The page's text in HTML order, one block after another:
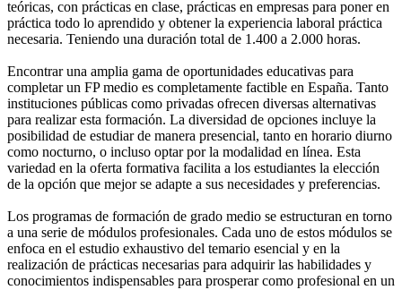
teóricas, con prácticas en clase, prácticas en empresas para poner en
práctica todo lo aprendido y obtener la experiencia laboral práctica
necesaria. Teniendo una duración total de 1.400 a 2.000 horas.
Encontrar una amplia gama de oportunidades educativas para
completar un FP medio es completamente factible en España. Tanto
instituciones públicas como privadas ofrecen diversas alternativas
para realizar esta formación. La diversidad de opciones incluye la
posibilidad de estudiar de manera presencial, tanto en horario diurno
como nocturno, o incluso optar por la modalidad en línea. Esta
variedad en la oferta formativa facilita a los estudiantes la elección
de la opción que mejor se adapte a sus necesidades y preferencias.
Los programas de formación de grado medio se estructuran en torno
a una serie de módulos profesionales. Cada uno de estos módulos se
enfoca en el estudio exhaustivo del temario esencial y en la
realización de prácticas necesarias para adquirir las habilidades y
conocimientos indispensables para prosperar como profesional en un